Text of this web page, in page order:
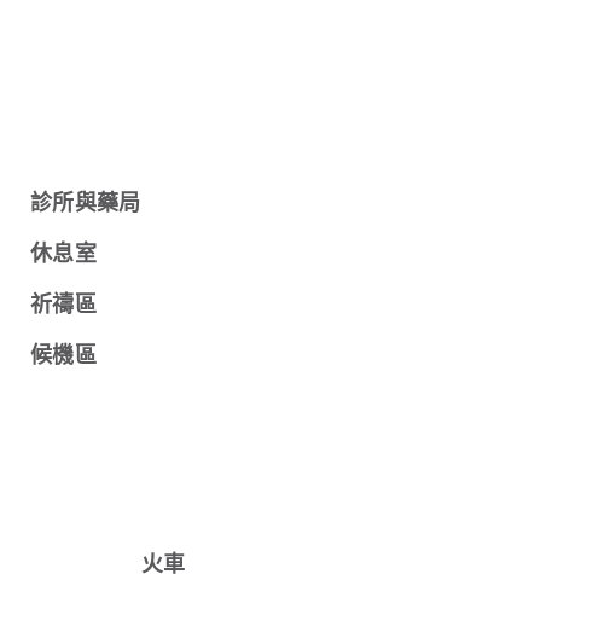
診所與藥局
休息室
祈禱區
候機區
火車